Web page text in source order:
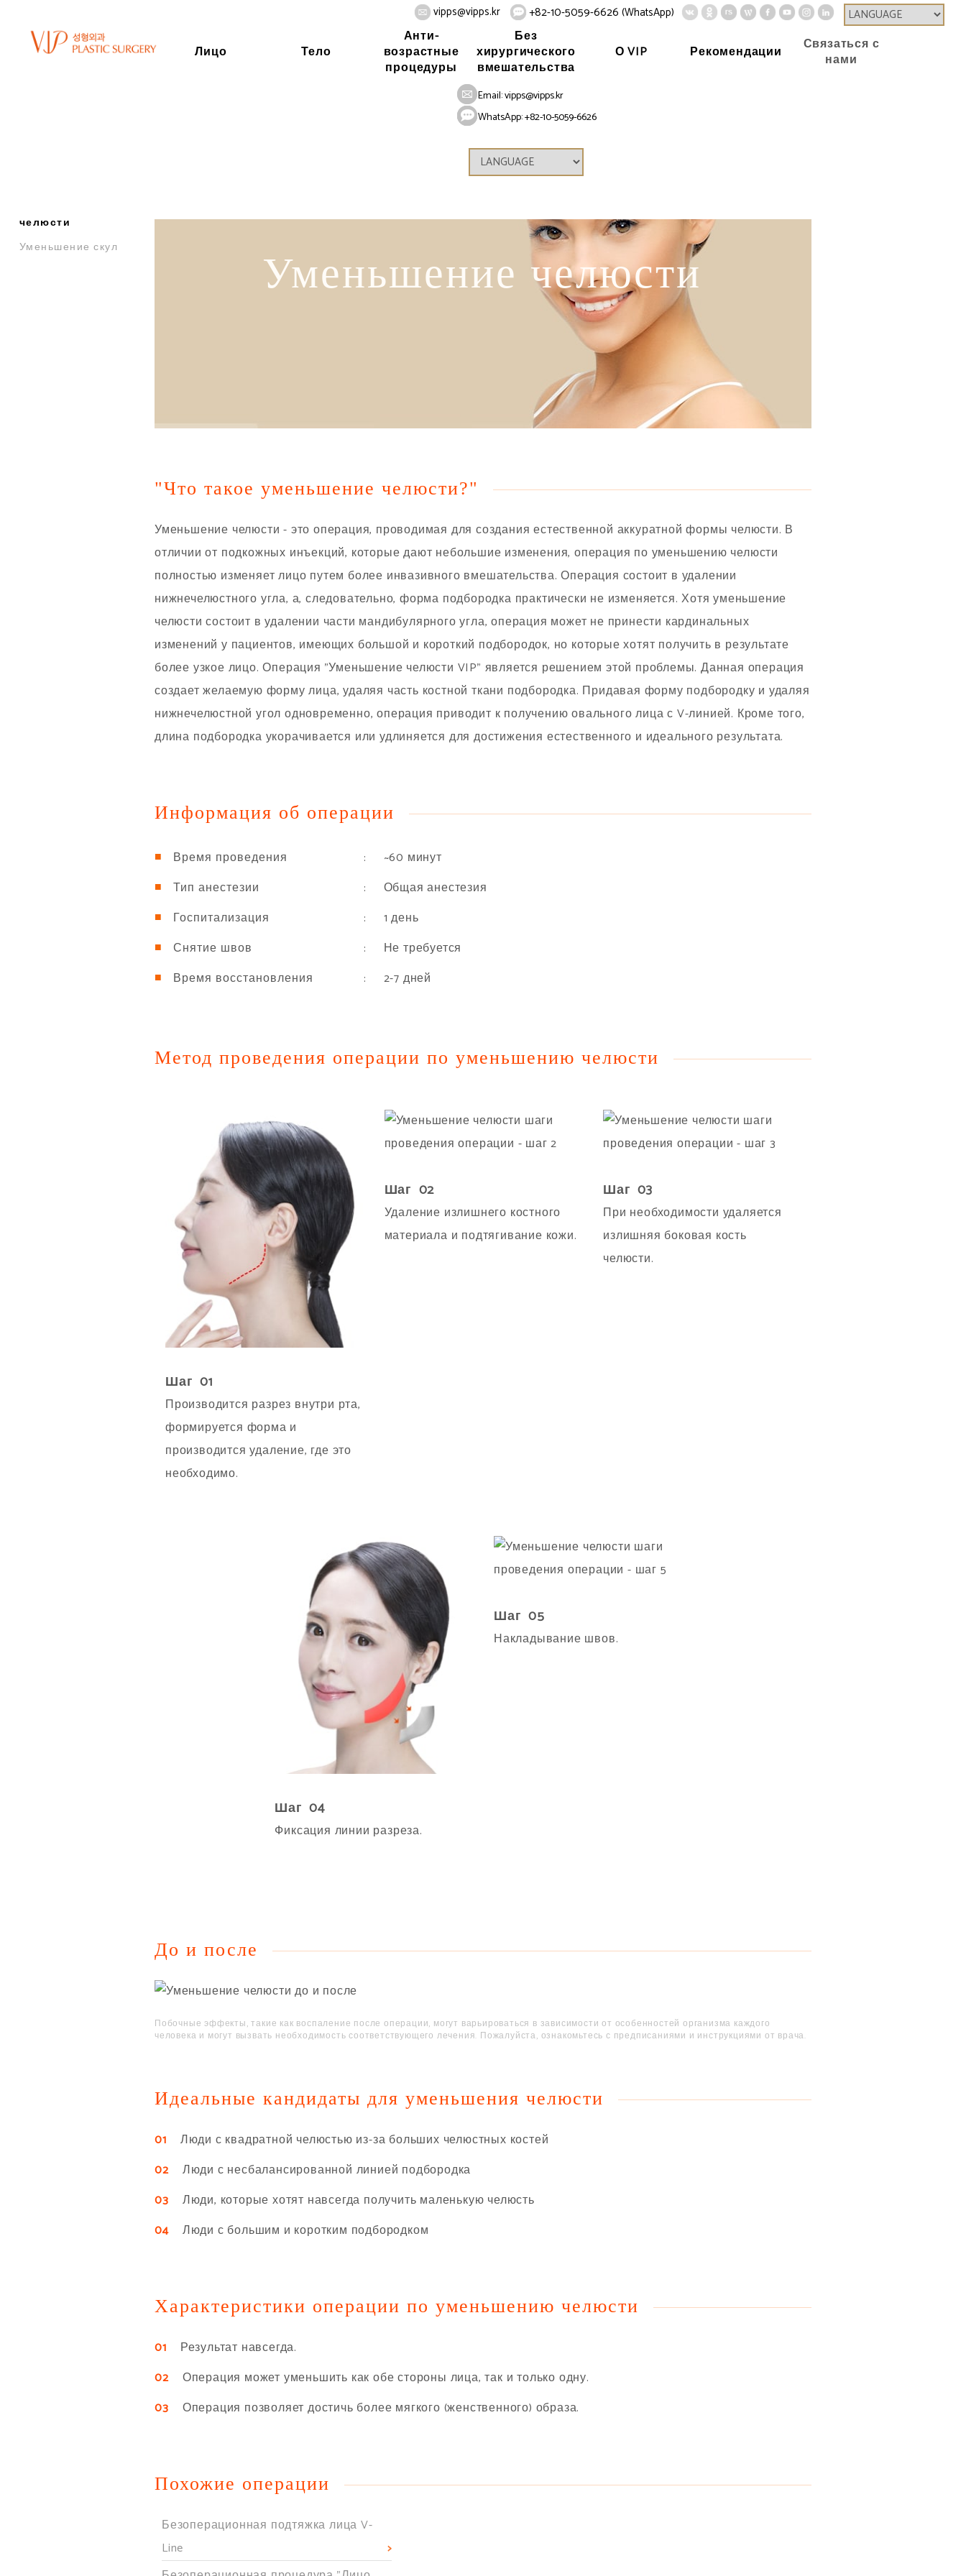
vipps@vipps.kr +82-10-5059-6626 (WhatsApp)
Лицо Тело
Анти-
возрастные
процедуры
Без
хирургического
вмешательства
О VIP Рекомендации
Связаться с
нами
Email:vipps@vipps.kr
WhatsApp: +82-10-5059-6626
челюсти
Уменьшение скул
Home Лицо Контурная пластика лица
Уменьшение челюсти
"Что такое уменьшение челюсти?"
Уменьшение челюсти - это операция, проводимая для создания естественной аккуратной формы челюсти. В
отличии от подкожных инъекций, которые дают небольшие изменения, операция по уменьшению челюсти
полностью изменяет лицо путем более инвазивного вмешательства. Операция состоит в удалении
нижнечелюстного угла, а, следовательно, форма подбородка практически не изменяется. Хотя уменьшение
челюсти состоит в удалении части мандибулярного угла, операция может не принести кардинальных
изменений у пациентов, имеющих большой и короткий подбородок, но которые хотят получить в результате
более узкое лицо. Операция "Уменьшение челюсти VIP" является решением этой проблемы. Данная операция
создает желаемую форму лица, удаляя часть костной ткани подбородка. Придавая форму подбородку и удаляя
нижнечелюстной угол одновременно, операция приводит к получению овального лица с V-линией. Кроме того,
длина подбородка укорачивается или удлиняется для достижения естественного и идеального результата.
Информация об операции
Время проведения
: ~60 минут
Тип анестезии
: Общая анестезия
Госпитализация
: 1 день
Снятие швов
: Не требуется
Время восстановления
: 2-7 дней
Метод проведения операции по уменьшению челюсти
Шаг 01
Производится разрез внутри рта,
формируется форма и
производится удаление, где это
необходимо.
Шаг 02
Удаление излишнего костного
материала и подтягивание кожи.
Шаг 03
При необходимости удаляется
излишняя боковая кость
челюсти.
Шаг 04
Фиксация линии разреза.
Шаг 05
Накладывание швов.
До и после
Побочные эффекты, такие как воспаление после операции, могут варьироваться в зависимости от особенностей организма каждого
человека и могут вызвать необходимость соответствующего лечения. Пожалуйста, ознакомьтесь с предписаниями и инструкциями от врача.
Идеальные кандидаты для уменьшения челюсти
01 Люди с квадратной челюстью из-за больших челюстных костей
02Люди с несбалансированной линией подбородка
03 Люди, которые хотят навсегда получить маленькую челюсть
04Люди с большим и коротким подбородком
Характеристики операции по уменьшению челюсти
01 Результат навсегда.
02Операция может уменьшить как обе стороны лица, так и только одну.
03 Операция позволяет достичь более мягкого (женственного) образа.
Похожие операции
Безоперационная подтяжка лица V-
Line